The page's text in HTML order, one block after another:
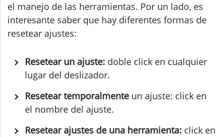
el manejo de las herramientas. Por un lado, es
interesante saber que hay diferentes formas de
resetear ajustes:
Resetear un ajuste: doble click en cualquier
lugar del deslizador.
Resetear temporalmente un ajuste: click en
el nombre del ajuste.
Resetear ajustes de una herramienta: click en